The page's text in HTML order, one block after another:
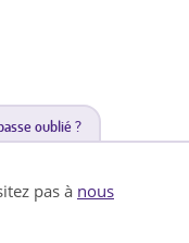
oublié ?
pas à nous